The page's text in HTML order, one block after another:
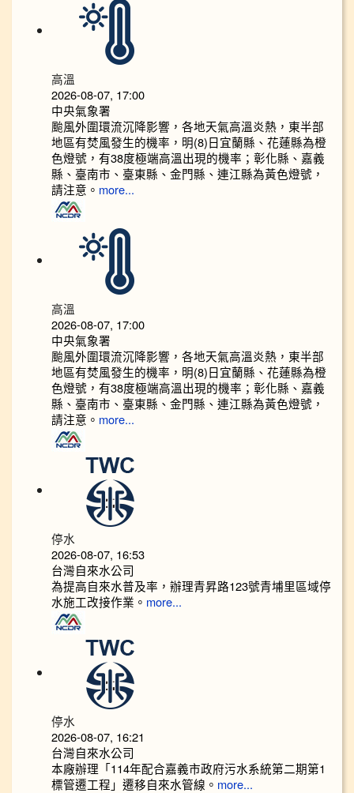
高溫
2026-08-07, 17:00
中央氣象署
颱風外圍環流沉降影響，各地天氣高溫炎熱，東半部
地區有焚風發生的機率，明(8)日宜蘭縣、花蓮縣為橙
色燈號，有38度極端高溫出現的機率；彰化縣、嘉義
縣、臺南市、臺東縣、金門縣、連江縣為黃色燈號，
請注意。 more...
高溫
2026-08-07, 17:00
中央氣象署
颱風外圍環流沉降影響，各地天氣高溫炎熱，東半部
地區有焚風發生的機率，明(8)日宜蘭縣、花蓮縣為橙
色燈號，有38度極端高溫出現的機率；彰化縣、嘉義
縣、臺南市、臺東縣、金門縣、連江縣為黃色燈號，
請注意。 more...
停水
2026-08-07, 16:53
台灣自來水公司
為提高自來水普及率，辦理青昇路123號青埔里區域停
水施工改接作業。 more...
停水
2026-08-07, 16:21
台灣自來水公司
本廠辦理「114年配合嘉義市政府污水系統第二期第1
標管遷工程」遷移自來水管線。 more...